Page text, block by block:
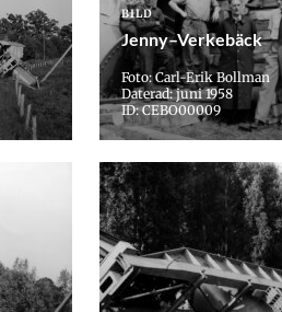
BILD
Jenny–Verkebäck
Foto: Carl-Erik Bollman
Daterad: juni 1958
ID: CEBO00009